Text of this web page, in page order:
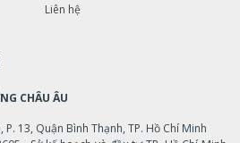
Liên hệ
CHÂU ÂU
13, Quận Bình Thạnh, TP. Hồ Chí Minh